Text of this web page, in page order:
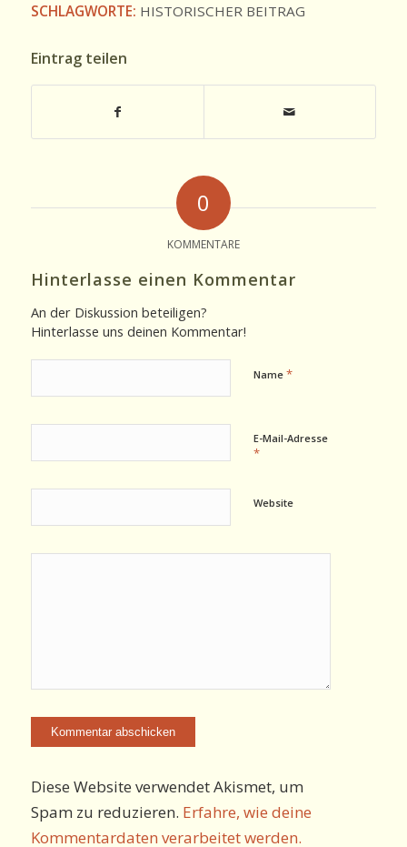
SCHLAGWORTE: HISTORISCHER BEITRAG
Eintrag teilen
0
KOMMENTARE
Hinterlasse einen Kommentar
An der Diskussion beteiligen?
Hinterlasse uns deinen Kommentar!
Name *
E-Mail-Adresse
*
Website
Diese Website verwendet Akismet, um
Spam zu reduzieren. Erfahre, wie deine
Kommentardaten verarbeitet werden.